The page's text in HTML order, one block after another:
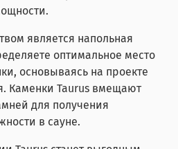
является напольная
оптимальное место
основываясь на проекте
Каменки Taurus вмещают
для получения
в сауне.